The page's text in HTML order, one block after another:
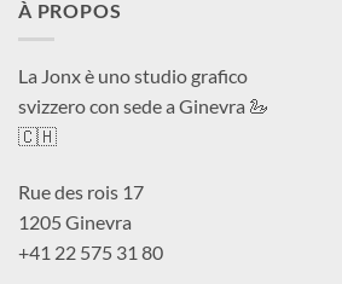
À PROPOS
La Jonx è uno studio grafico
svizzero con sede a Ginevra 🦢
🇨🇭
Rue des rois 17
1205 Ginevra
+41 22 575 31 80